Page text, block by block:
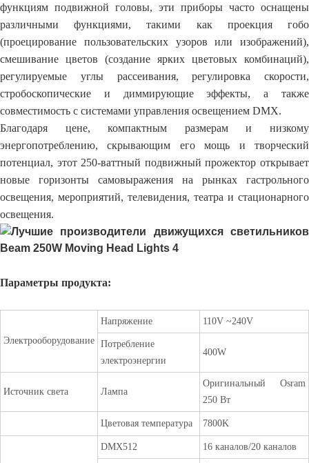
функциям подвижной головы, эти приборы часто оснащены
различными функциями, такими как проекция гобо
(проецирование пользовательских узоров или изображений),
смешивание цветов (создание ярких цветовых комбинаций),
регулируемые углы рассеивания, регулировка скорости,
стробоскопические и диммирующие эффекты, а также
совместимость с системами управления освещением DMX.
Благодаря цене, компактным размерам и низкому
энергопотреблению, скрывающим его мощь и творческий
потенциал, этот 250-ваттный подвижный прожектор открывает
новые горизонты самовыражения на рынках гастрольного
освещения, мероприятий, телевидения, театра и стационарного
освещения.
Параметры продукта:
Электрооборудование
Напряжение 110V ~240V
Потребление
электроэнергии
400W
Источник света Лампа
Оригинальный Osram
250 Вт
Цветовая температура 7800K
DMX512 16 каналов/20 каналов